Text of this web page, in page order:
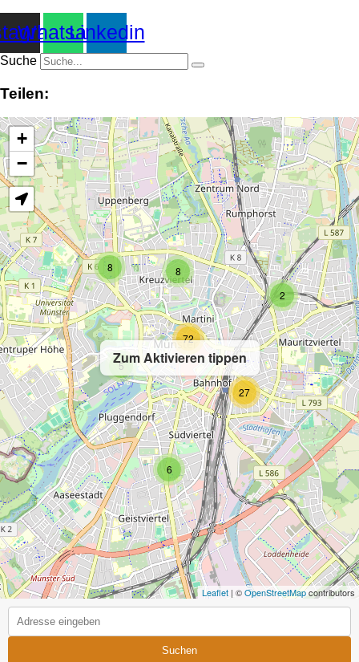
Whatsapp
Linkedin
Suche
Teilen:
Zum Aktivieren tippen
2
8
6
8
27
5
72
+
−
Leaflet | ©OpenStreetMapcontributors
Suchen